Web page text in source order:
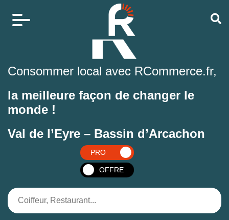
Consommer local avec RCommerce.fr,
la meilleure façon de changer le
monde !
Val de l’Eyre – Bassin d’Arcachon
PRO
OFFRE